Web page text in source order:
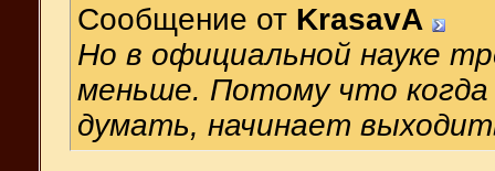
Сообщение от KrasavA
Но в официальной науке
меньше. Потому что когда
думать, начинает